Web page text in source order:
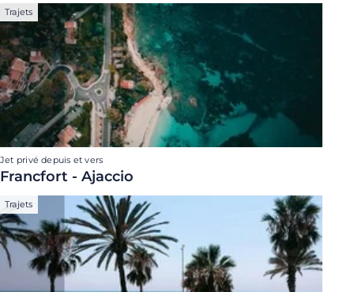
Trajets
Jet privé depuis et vers
Francfort - Ajaccio
Trajets